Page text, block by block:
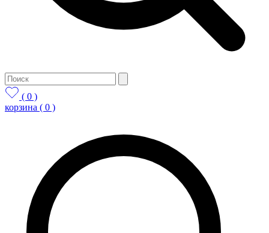
( 0 )
корзина ( 0 )